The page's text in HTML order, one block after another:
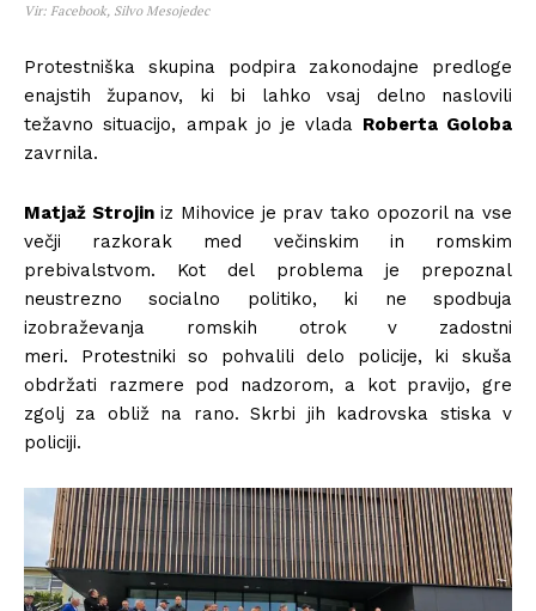
Vir: Facebook, Silvo Mesojedec
Protestniška skupina podpira zakonodajne predloge
enajstih županov, ki bi lahko vsaj delno naslovili
težavno situacijo, ampak jo je vlada Roberta Goloba
zavrnila.
Matjaž Strojiniz Mihovice je prav tako opozoril na vse
večji razkorak med večinskim in romskim
prebivalstvom. Kot del problema je prepoznal
neustrezno socialno politiko, ki ne spodbuja
izobraževanja romskih otrok v zadostni
meri. Protestniki so pohvalili delo policije, ki skuša
obdržati razmere pod nadzorom, a kot pravijo, gre
zgolj za obliž na rano. Skrbi jih kadrovska stiska v
policiji.